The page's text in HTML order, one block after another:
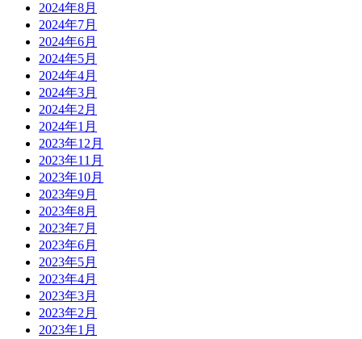
2024年8月
2024年7月
2024年6月
2024年5月
2024年4月
2024年3月
2024年2月
2024年1月
2023年12月
2023年11月
2023年10月
2023年9月
2023年8月
2023年7月
2023年6月
2023年5月
2023年4月
2023年3月
2023年2月
2023年1月